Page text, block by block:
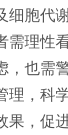
细胞代
需理性
，也需
理，科
果，促